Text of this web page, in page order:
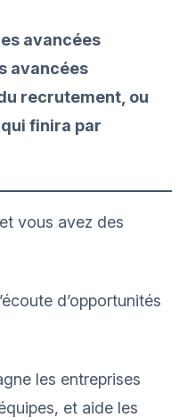
avancées
avancées
recrutement, ou
finira par
vous avez des
d’opportunités
les entreprises
et aide les